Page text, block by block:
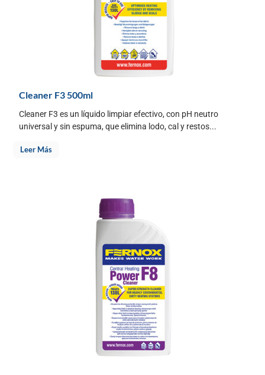
Cleaner F3 500ml
Cleaner F3 es un líquido limpiar efectivo, con pH neutro
universal y sin espuma, que elimina lodo, cal y restos...
Leer Más